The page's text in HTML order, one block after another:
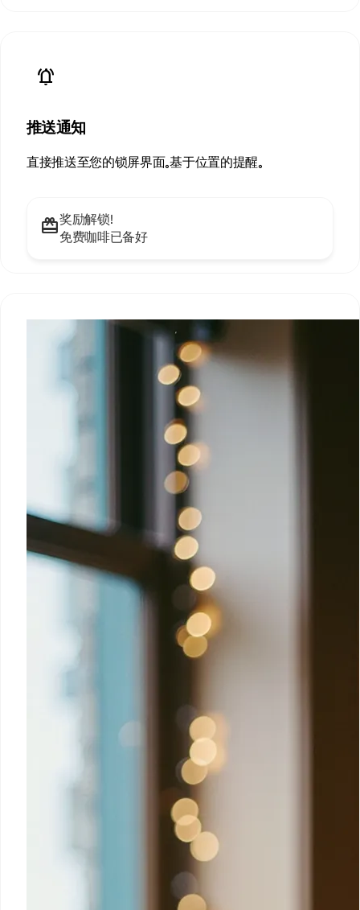
notifications_active
推送通知
直接推送至您的锁屏界面。基于位置的提醒。
redeem奖励解锁！
免费咖啡已备好